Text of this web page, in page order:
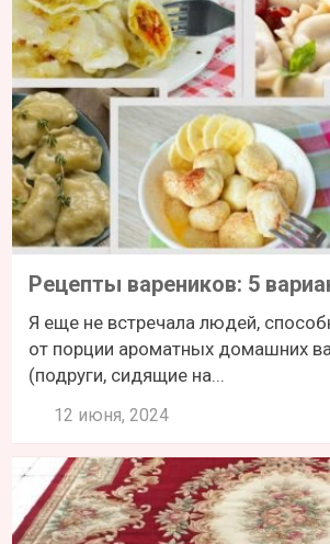
Рецепты вареников: 5
Я еще не встречала людей,
от порции ароматных домашних
(подруги, сидящие на...
12 июня, 2024